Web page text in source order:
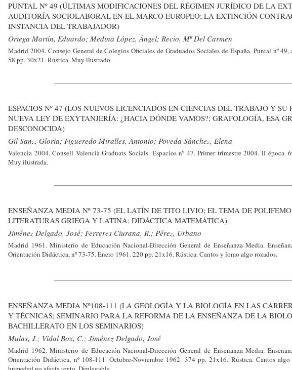
PUNTAL Nº 49 (ÚLTIMAS MODIFICACIONES DEL RÉGIMEN JURÍDICO DE LA
AUDITORÍA SOCIOLABORAL EN EL MARCO EUROPEO; LA EXTINCIÓN
INSTANCIA DEL TRABAJADOR)
Ortega Martín, Eduardo; Medina López, Ángel; Recio, Mª Del Carmen
Madrid 2004. Consejo General de Colegios Oficiales de Graduados Sociales de España. Puntal nº
58 pp. 30x21. Rústica. Muy ilustrado.
ESPACIOS Nº 47 (LOS NUEVOS LICENCIADOS EN CIENCIAS DEL TRABAJO Y SU
NUEVA LEY DE EXYTANJERÍA: ¿HACIA DÓNDE VAMOS?; GRAFOLOGÍA, ESA
DESCONOCIDA)
Gil Sanz, Gloria; Figueredo Miralles, Antonio; Poveda Sánchez, Elena
Valencia 2004. Consell Valencià Graduats Socials. Espacios nº 47. Primer trimestre 2004. II época.
Muy ilustrada.
ENSEÑANZA MEDIA Nº 73-75 (EL LATÍN DE TITO LIVIO; EL TEMA DE
LITERATURAS GRIEGA Y LATINA; DIDÁCTICA MATEMÁTICA)
Jiménez Delgado, José; Ferreres Ciurana, R.; Pérez, Urbano
Madrid 1961. Ministerio de Educación Nacional-Dirección General de Enseñanza Media.
Orientación Didáctica, nº 73-75. Enero 1961. 220 pp. 21x16. Rústica. Cantos y lomo algo rozados.
ENSEÑANZA MEDIA Nº108-111 (LA GEOLOGÍA Y LA BIOLOGÍA EN LAS
Y TÉCNICAS; SEMINARIO PARA LA REFORMA DE LA ENSEÑANZA DE LA
BACHILLERATO EN LOS SEMINARIOS)
Mulas, J.; Vidal Box, C.; Jiménez Delgado, José
Madrid 1962. Ministerio de Educación Nacional-Dirección General de Enseñanza Media.
Orientación Didáctica, nº 108-111. Octubre-Noviembre 1962. 374 pp. 21x16. Rústica. Cantos algo